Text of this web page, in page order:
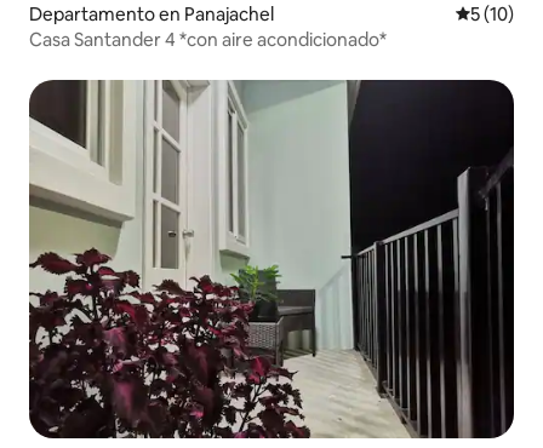
Departamento en Panajachel
5 (10)
Casa Santander 4 *con aire acondicionado*